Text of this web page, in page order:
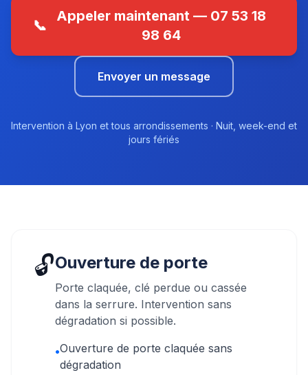
📞
Appeler maintenant — 07 53 18
98 64
Envoyer un message
Intervention à Lyon et tous arrondissements · Nuit, week-end et
jours fériés
🔓Ouverture de porte
Porte claquée, clé perdue ou cassée
dans la serrure. Intervention sans
dégradation si possible.
•Ouverture de porte claquée sans
dégradation